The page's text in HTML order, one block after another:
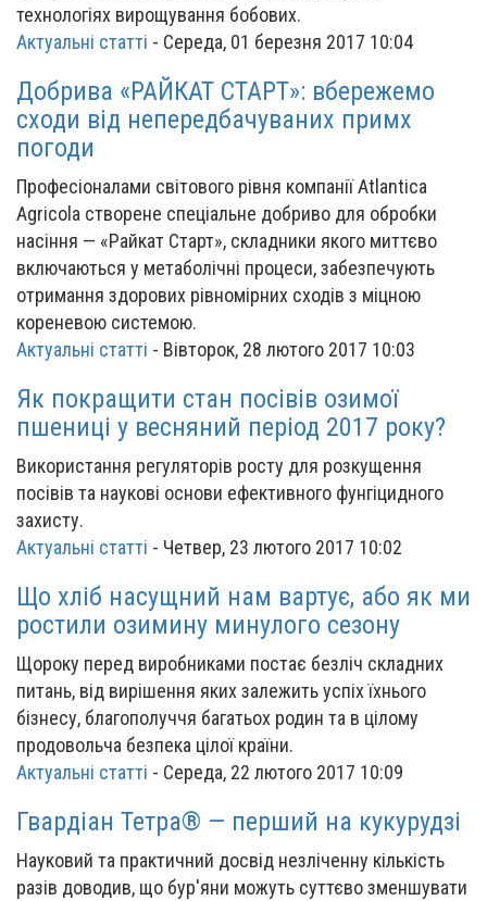
технологіях вирощування бобових.
Актуальні статті - Середа, 01 березня 2017 10:04
Добрива «РАЙКАТ СТАРТ»: вбережемо
сходи від непередбачуваних примх
погоди
Професіоналами світового рівня компанії Atlantica
Agricola створене спеціальне добриво для обробки
насіння — «Райкат Старт», складники якого миттєво
включаються у метаболічні процеси, забезпечують
отримання здорових рівномірних сходів з міцною
кореневою системою.
Актуальні статті - Вівторок, 28 лютого 2017 10:03
Як покращити стан посівів озимої
пшениці у весняний період 2017 року?
Використання регуляторів росту для розкущення
посівів та наукові основи ефективного фунгіцидного
захисту.
Актуальні статті - Четвер, 23 лютого 2017 10:02
Що хліб насущний нам вартує, або як ми
ростили озимину минулого сезону
Щороку перед виробниками постає безліч складних
питань, від вирішення яких залежить успіх їхнього
бізнесу, благополуччя багатьох родин та в цілому
продовольча безпека цілої країни.
Актуальні статті - Середа, 22 лютого 2017 10:09
Гвардіан Тетра® — перший на кукурудзі
Науковий та практичний досвід незліченну кількість
разів доводив, що бур'яни можуть суттєво зменшувати